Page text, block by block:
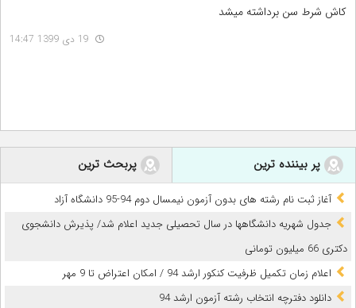
کاش شرط سن برداشته میشد
پر بیننده ترین پربحث ترین
آغاز ثبت نام رشته های بدون آزمون نیمسال دوم 94-95 دانشگاه آزاد
جدول شهریه دانشگاهها در سال تحصیلی جدید اعلام شد/ پذیرش دانشجوی
دکتری 66 میلیون تومانی
اعلام زمان تکمیل ظرفیت کنکور ارشد 94 / امکان اعتراض تا 9 مهر
دانلود دفترچه انتخاب رشته آزمون ارشد 94